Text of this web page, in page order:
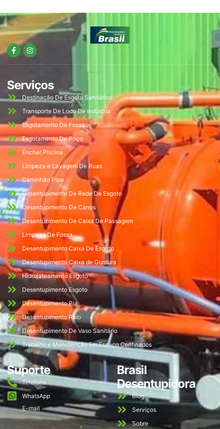
Serviços
Destinação De Esgoto Sanitários
Transporte De Lodo De Indústria
Esgotamento De Fossa
Esgotamento De Poço
Encher Piscina
Limpeza e Lavagem De Ruas
Caminhão Pipa
Desentupimento De Rede De Esgoto
Desentupimento De Canos
Desentupimento De Caixa De Passagem
Limpeza De Fossa
Desentupimento Caixa De Esgoto
Desentupimento Caixa de Gordura
Hidrojateamento Esgoto
Desentupimento Esgoto
Desentupimento Pia
Desentupimento Ralo
Desentupimento De Vaso Sanitário
Trabalho e Manutenção Em Espaço Confinados
Suporte
Telefone
WhatsApp
E-mail
Brasil
Desentupidora
Blog
Serviços
Sobre